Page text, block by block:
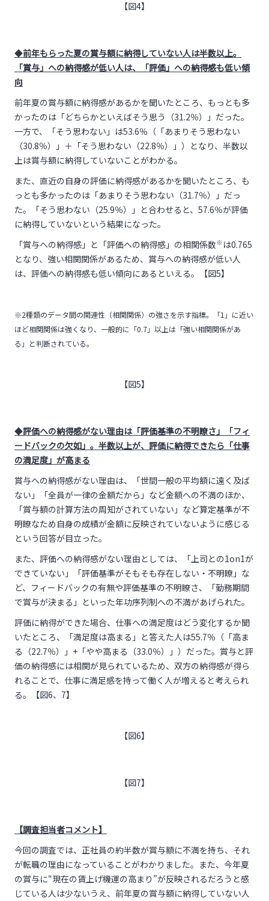
【図4】
◆前年もらった夏の賞与額に納得していない人は半数以上。
「賞与」への納得感が低い人は、「評価」への納得感も低い傾
向
前年夏の賞与額に納得感があるかを聞いたところ、もっとも多
かったのは「どちらかといえばそう思う（31.2％）」だった。
一方で、「そう思わない」は53.6％（「あまりそう思わない
（30.8％）」＋「そう思わない（22.8％）」）となり、半数以
上は賞与額に納得していないことがわかる。
また、直近の自身の評価に納得感があるかを聞いたところ、も
っとも多かったのは「あまりそう思わない（31.7％）」だっ
た。「そう思わない（25.9％）」と合わせると、57.6％が評価
に納得していないという結果になった。
「賞与への納得感」と「評価への納得感」の相関係数※ は0.765
となり、強い相関関係があるため、賞与への納得感が低い人
は、評価への納得感も低い傾向にあるといえる。【図5】
※2種類のデータ間の関連性（相関関係）の強さを示す指標。「1」に近い
ほど相関関係は強くなり、一般的に「0.7」以上は「強い相関関係があ
る」と判断されている。
【図5】
◆評価への納得感がない理由は「評価基準の不明瞭さ」「フィ
ードバックの欠如」。 半数以上が、評価に納得できたら「仕事
の満足度」が高まる
賞与への納得感がない理由は、「世間一般の平均額に遠く及ば
ない」「全員が一律の金額だから」など金額への不満のほか、
「賞与額の計算方法の周知がされていない」など算定基準が不
明瞭なため自身の成績が金額に反映されていないように感じる
という回答が目立った。
また、評価への納得感がない理由としては、「上司との1on1が
できていない」「評価基準がそもそも存在しない・不明瞭」な
ど、フィードバックの有無や評価基準の不明瞭さ、「勤務期間
で賞与が決まる」といった年功序列制への不満があげられた。
評価に納得ができた場合、仕事への満足度はどう変化するか聞
いたところ、「満足度は高まる」と答えた人は55.7％（「高ま
る（22.7％）」+「やや高まる（33.0％）」）だった。賞与と評
価の納得感には相関が見られているため、双方の納得感が得ら
れることで、仕事に満足感を持って働く人が増えると考えられ
る。【図6、7】
【図6】
【図7】
【調査担当者コメント】
今回の調査では、正社員の約半数が賞与額に不満を持ち、それ
が転職の理由になっていることがわかりました。また、今年夏
の賞与に“現在の賃上げ機運の高まり”が反映されるだろうと感
じている人は少ないうえ、前年夏の賞与額に納得していない人